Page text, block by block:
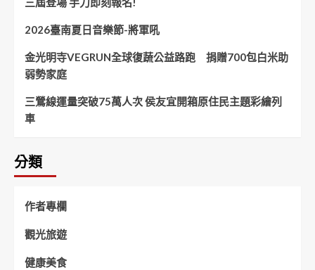
2026臺南夏日音樂節-將軍吼
金光明寺VEGRUN全球復蔬公益路跑 捐贈700包白米助
弱勢家庭
三鶯線運量突破75萬人次 侯友宜開箱原住民主題彩繪列
車
分類
作者專欄
觀光旅遊
健康美食